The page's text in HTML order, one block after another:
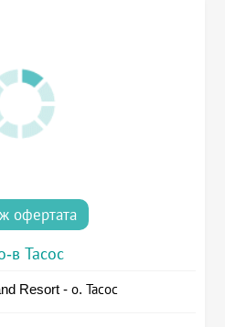
офертата
в Тасос
Resort - о. Тасос